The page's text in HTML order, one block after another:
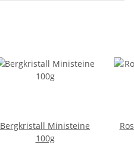
Bergkristall Ministeine
100g